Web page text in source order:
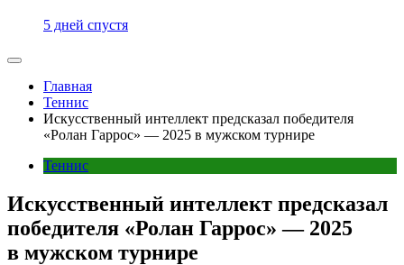
5 дней спустя
Главная
Теннис
Искусственный интеллект предсказал победителя
«Ролан Гаррос» — 2025 в мужском турнире
Теннис
Искусственный интеллект предсказал
победителя «Ролан Гаррос» — 2025
в мужском турнире